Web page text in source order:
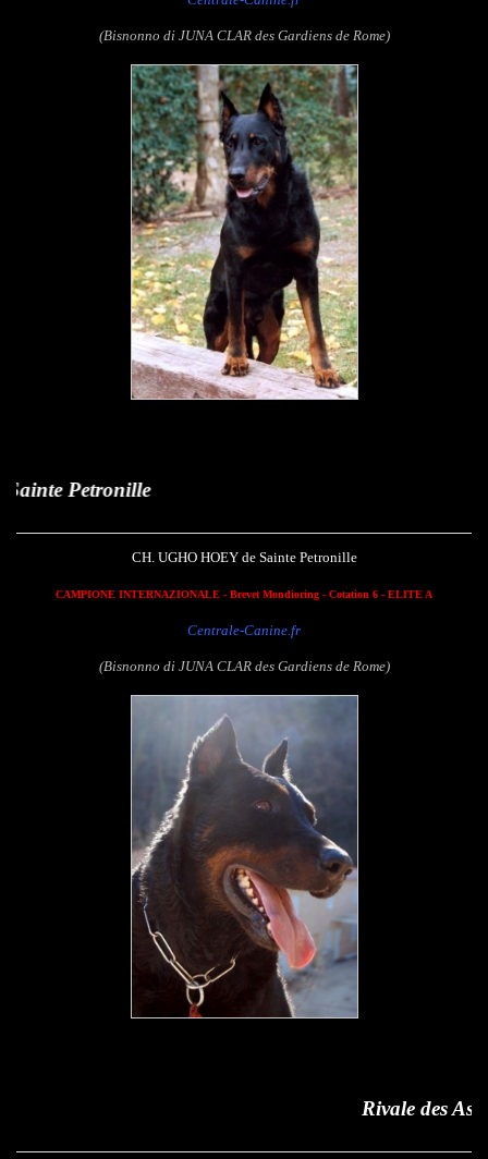
(Bisnonno di JUNA CLAR des Gardiens de Rome)
CH. UGHO HOEY de Sainte Petronille
CAMPIONE INTERNAZIONALE - Brevet Mondioring - Cotation 6 - ELITE A
Centrale-Canine.fr
(Bisnonno di JUNA CLAR des Gardiens de Rome)